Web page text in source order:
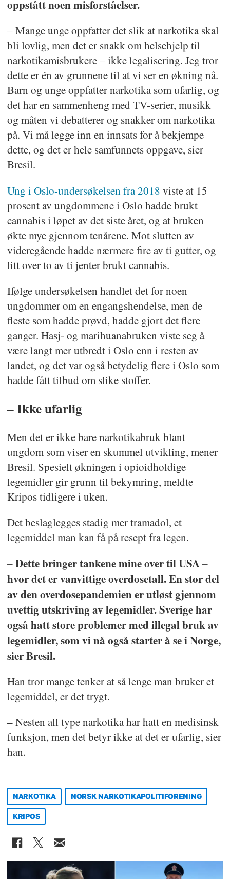
oppstått noen misforståelser.
– Mange unge oppfatter det slik at narkotika skal
bli lovlig, men det er snakk om helsehjelp til
narkotikamisbrukere – ikke legalisering. Jeg tror
dette er én av grunnene til at vi ser en økning nå.
Barn og unge oppfatter narkotika som ufarlig, og
det har en sammenheng med TV-serier, musikk
og måten vi debatterer og snakker om narkotika
på. Vi må legge inn en innsats for å bekjempe
dette, og det er hele samfunnets oppgave, sier
Bresil.
Ung i Oslo-undersøkelsen fra 2018 viste at 15
prosent av ungdommene i Oslo hadde brukt
cannabis i løpet av det siste året, og at bruken
økte mye gjennom tenårene. Mot slutten av
videregående hadde nærmere fire av ti gutter, og
litt over to av ti jenter brukt cannabis.
Ifølge undersøkelsen handlet det for noen
ungdommer om en engangshendelse, men de
fleste som hadde prøvd, hadde gjort det flere
ganger. Hasj- og marihuanabruken viste seg å
være langt mer utbredt i Oslo enn i resten av
landet, og det var også betydelig flere i Oslo som
hadde fått tilbud om slike stoffer.
– Ikke ufarlig
Men det er ikke bare narkotikabruk blant
ungdom som viser en skummel utvikling, mener
Bresil. Spesielt økningen i opioidholdige
legemidler gir grunn til bekymring, meldte
Kripos tidligere i uken.
Det beslaglegges stadig mer tramadol, et
legemiddel man kan få på resept fra legen.
– Dette bringer tankene mine over til USA –
hvor det er vanvittige overdosetall. En stor del
av den overdosepandemien er utløst gjennom
uvettig utskriving av legemidler. Sverige har
også hatt store problemer med illegal bruk av
legemidler, som vi nå også starter å se i Norge,
sier Bresil.
Han tror mange tenker at så lenge man bruker et
legemiddel, er det trygt.
– Nesten all type narkotika har hatt en medisinsk
funksjon, men det betyr ikke at det er ufarlig, sier
han.
NARKOTIKA NORSK NARKOTIKAPOLITIFORENING
KRIPOS